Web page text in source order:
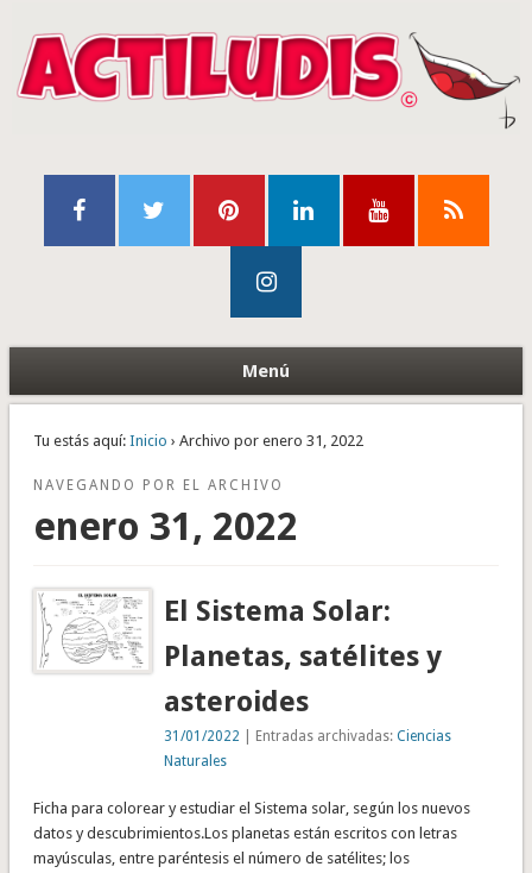
Menú
Tu estás aquí: Inicio › Archivo por enero 31, 2022
NAVEGANDO POR EL ARCHIVO
enero 31, 2022
El Sistema Solar:
Planetas, satélites y
asteroides
31/01/2022 | Entradas archivadas:Ciencias
Naturales
Ficha para colorear y estudiar el Sistema solar, según los nuevos
datos y descubrimientos.Los planetas están escritos con letras
mayúsculas, entre paréntesis el número de satélites; los